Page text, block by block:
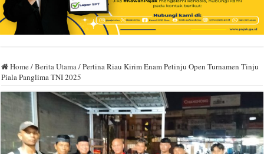
Home /Berita Utama/Pertina Riau Kirim Enam Petinju Open Turnamen Tinju
Piala Panglima TNI 2025